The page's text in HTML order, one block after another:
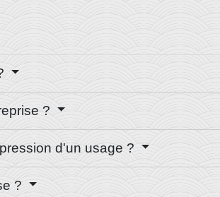
?
d'un usage ?
?